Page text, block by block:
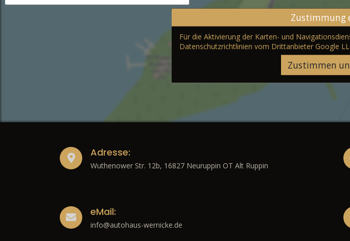
Zustimmung
Für die Aktivierung der Karten- und
Datenschutzrichtlinien vom Drittanbieter Google
Zustimmen
Adresse:
Wuthenower Str. 12b, 16827 Neuruppin OT Alt Ruppin
eMail:
info@autohaus-wernicke.de